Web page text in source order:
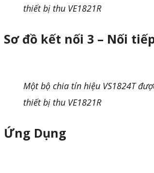
thiết bị thu VE1821R
Sơ đồ kết nối 3 – Nối
Một bộ chia tín hiệu VS1824T
thiết bị thu VE1821R
Ứng Dụng